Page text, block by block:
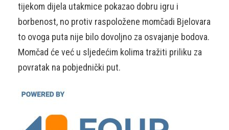
tijekom dijela utakmice pokazao dobru igru i
borbenost, no protiv raspoložene momčadi Bjelovara
to ovoga puta nije bilo dovoljno za osvajanje bodova.
Momčad će već u sljedećim kolima tražiti priliku za
povratak na pobjednički put.